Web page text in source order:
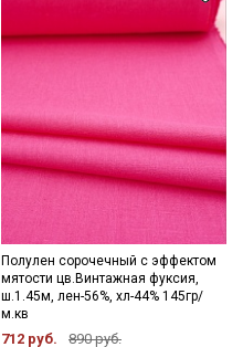
Полулен сорочечный с эффектом
мятости цв.Винтажная фуксия,
ш.1.45м, лен-56%, хл-44% 145гр/
м.кв
712 руб. 890 руб.